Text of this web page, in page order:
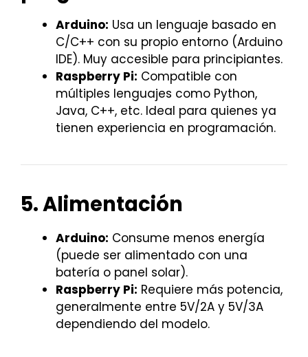
Arduino: Usa un lenguaje basado en
C/C++ con su propio entorno (Arduino
IDE). Muy accesible para principiantes.
Raspberry Pi: Compatible con
múltiples lenguajes como Python,
Java, C++, etc. Ideal para quienes ya
tienen experiencia en programación.
5. Alimentación
Arduino: Consume menos energía
(puede ser alimentado con una
batería o panel solar).
Raspberry Pi: Requiere más potencia,
generalmente entre 5V/2A y 5V/3A
dependiendo del modelo.